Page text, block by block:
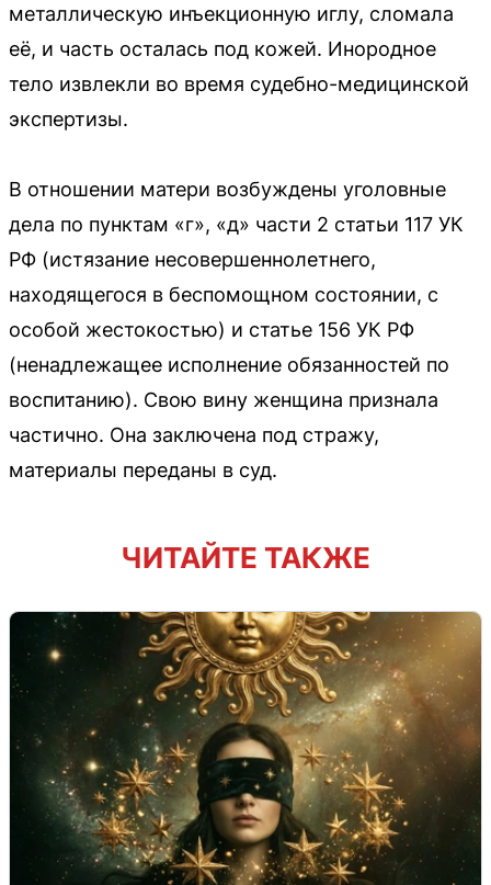
металлическую инъекционную иглу, сломала
её, и часть осталась под кожей. Инородное
тело извлекли во время судебно-медицинской
экспертизы.
В отношении матери возбуждены уголовные
дела по пунктам «г», «д» части 2 статьи 117 УК
РФ (истязание несовершеннолетнего,
находящегося в беспомощном состоянии, с
особой жестокостью) и статье 156 УК РФ
(ненадлежащее исполнение обязанностей по
воспитанию). Свою вину женщина признала
частично. Она заключена под стражу,
материалы переданы в суд.
ЧИТАЙТЕ ТАКЖЕ